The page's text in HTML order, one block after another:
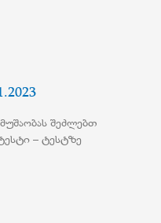
შეძლებთ
– ტესტზე